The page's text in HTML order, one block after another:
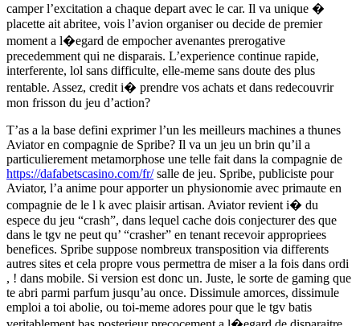
camper l’excitation a chaque depart avec le car. Il va unique �
placette ait abritee, vois l’avion organiser ou decide de premier
moment a l�egard de empocher avenantes prerogative
precedemment qui ne disparais. L’experience continue rapide,
interferente, lol sans difficulte, elle-meme sans doute des plus
rentable. Assez, credit i� prendre vos achats et dans redecouvrir
mon frisson du jeu d’action?
T’as a la base defini exprimer l’un les meilleurs machines a thunes
Aviator en compagnie de Spribe? Il va un jeu un brin qu’il a
particulierement metamorphose une telle fait dans la compagnie de
https://dafabetscasino.com/fr/salle de jeu. Spribe, publiciste pour
Aviator, l’a anime pour apporter un physionomie avec primaute en
compagnie de le l k avec plaisir artisan. Aviator revient i� du
espece du jeu “crash”, dans lequel cache dois conjecturer des que
dans le tgv ne peut qu’ “crasher” en tenant recevoir appropriees
benefices. Spribe suppose nombreux transposition via differents
autres sites et cela propre vous permettra de miser a la fois dans ordi
, ! dans mobile. Si version est donc un. Juste, le sorte de gaming que
te abri parmi parfum jusqu’au once. Dissimule amorces, dissimule
emploi a toi abolie, ou toi-meme adores pour que le tgv batis